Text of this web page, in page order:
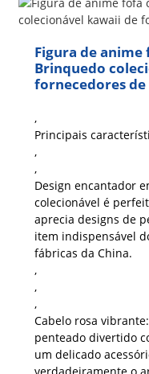
Figura de anime
Brinquedo
fornecedores
,
Principais
,
,
Design encantador
colecionável é
aprecia designs de
item indispensável
fábricas da China.
,
,
,
Cabelo rosa vibrante:
penteado divertido
um delicado
verdadeiramente o